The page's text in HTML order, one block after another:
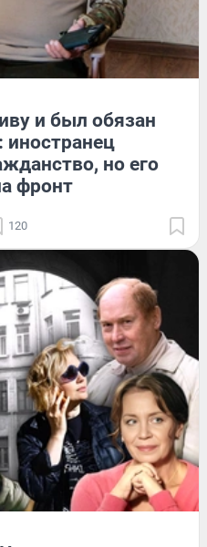
и был обязан
иностранец
но его
фронт
120